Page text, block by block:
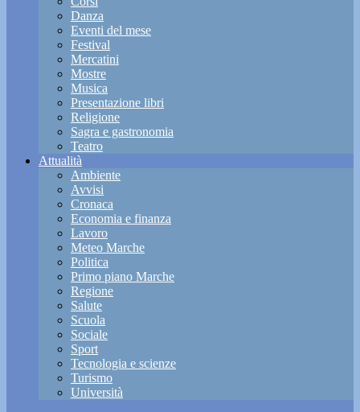
Danza
Eventi del mese
Festival
Mercatini
Mostre
Musica
Presentazione libri
Religione
Sagra e gastronomia
Teatro
Attualità
Ambiente
Avvisi
Cronaca
Economia e finanza
Lavoro
Meteo Marche
Politica
Primo piano Marche
Regione
Salute
Scuola
Sociale
Sport
Tecnologia e scienze
Turismo
Università